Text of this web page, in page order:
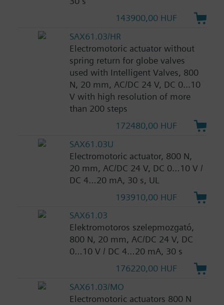
143900,00 HUF
SAX61.03/HR
Electromotoric actuator without
spring return for globe valves
used with Intelligent Valves, 800
N, 20 mm, AC/DC 24 V, DC 0...10
V with high resolution of more
than 200 steps
172480,00 HUF
SAX61.03U
Electromotoric actuator, 800 N,
20 mm, AC/DC 24 V, DC 0…10 V /
DC 4…20 mA, 30 s, UL
193910,00 HUF
SAX61.03
Elektromotoros szelepmozgató,
800 N, 20 mm, AC/DC 24 V, DC
0…10 V / DC 4…20 mA, 30 s
176220,00 HUF
SAX61.03/MO
Electromotoric actuators 800 N